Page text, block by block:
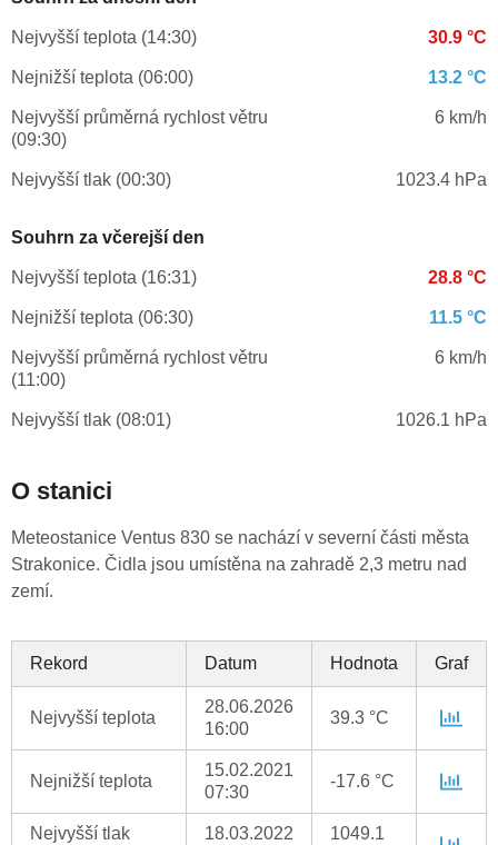
Nejvyšší teplota (14:30) 30.9 °C
Nejnižší teplota (06:00) 13.2 °C
Nejvyšší průměrná rychlost větru
(09:30)
6 km/h
Nejvyšší tlak (00:30) 1023.4 hPa
Souhrn za včerejší den
Nejvyšší teplota (16:31) 28.8 °C
Nejnižší teplota (06:30) 11.5 °C
Nejvyšší průměrná rychlost větru
(11:00)
6 km/h
Nejvyšší tlak (08:01) 1026.1 hPa
O stanici
Meteostanice Ventus 830 se nachází v severní části města
Strakonice. Čidla jsou umístěna na zahradě 2,3 metru nad
zemí.
Rekord Datum Hodnota Graf
Nejvyšší teplota
28.06.2026
16:00
39.3 °C
Nejnižší teplota
15.02.2021
07:30
-17.6 °C
Nejvyšší tlak
18.03.2022
1049.1